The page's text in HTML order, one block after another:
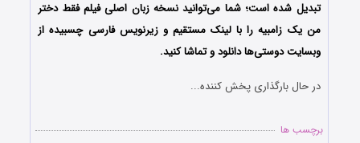
تبدیل شده است؛ شما می‌توانید نسخه زبان اصلی فیلم فقط دختر
من یک زامبیه را با ‌لینک مستقیم و زیرنویس فارسی چسبیده از
وبسایت دوستی‌ها دانلود و تماشا کنید.
در حال بارگذاری پخش کننده...
برچسب ها